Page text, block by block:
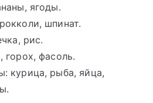
ягоды.
шпинат.
рис.
горох, фасоль.
курица, рыба, яйца,